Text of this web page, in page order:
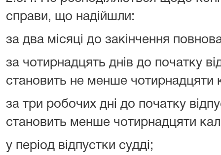
справи, що надійшли:
за два місяці до закінчення
за чотирнадцять днів до початку
становить не менше чотирнадцяти
за три робочих дні до початку
становить менше чотирнадцяти
у період відпустки судді;